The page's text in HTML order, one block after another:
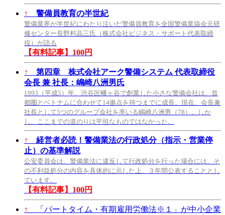
↑ 警備員教育の半世紀
警備業界が半世紀にわたり注いだ警備員教育を全国警備業協会元研
修センター長野村晶三氏（株式会社ビジネス・サポート代表取締
役）が語る
【有料記事】100円
↑
第四章 株式会社アーク警備システム 代表取締役
会長 兼 社長：嶋崎八洲男氏
1993（平成5）年、渋谷区幡ヶ谷で創業した小さな警備会社は、首
都圏とベトナムに合わせて14拠点を持つまでに成長。現在、会長兼
社長として5つのグループ会社を率いる嶋崎八洲男（78）。しか
し、ここまでの道のりは平坦なものではなかった。
↑
経営者必読！警備業法の行政処分（指示・営業停
止）の基準解説
公安委員会は、警備業法に違反して行政処分を行った場合には、そ
の不利益処分の内容を具体的に示した上、３年間公表することとし
ています。
【有料記事】100円
↑
「パートタイム・有期雇用労働法※１」が中小企業